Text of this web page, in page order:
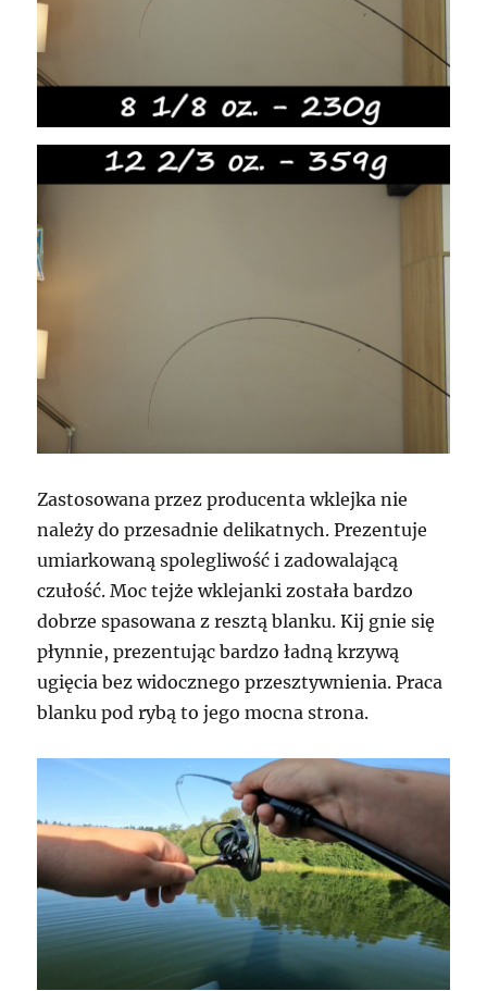
Zastosowana przez producenta wklejka nie
należy do przesadnie delikatnych. Prezentuje
umiarkowaną spolegliwość i zadowalającą
czułość. Moc tejże wklejanki została bardzo
dobrze spasowana z resztą blanku. Kij gnie się
płynnie, prezentując bardzo ładną krzywą
ugięcia bez widocznego przesztywnienia. Praca
blanku pod rybą to jego mocna strona.